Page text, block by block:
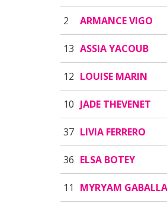
2 ARMANCE VIGO
13 ASSIA YACOUB
12 LOUISE MARIN
10 JADE THEVENET
37 LIVIA FERRERO
36 ELSA BOTEY
11 MYRYAM